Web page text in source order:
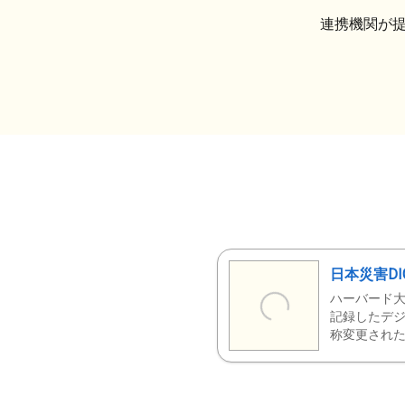
連携機関が
日本災害
ハーバード
記録したデ
称変更された